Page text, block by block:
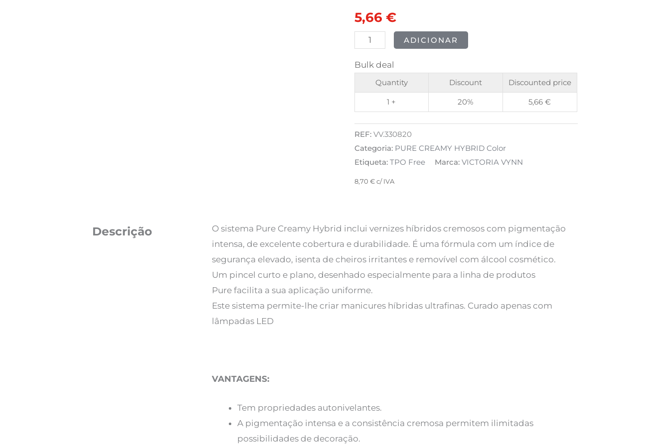
original
era:
5,66 €atual
é:
HYBRID
165
Cheerful
ADICIONAR
Bulk deal
Quantity Discount Discounted price
1 + 20% 5,66€
REF: VV.330820
Categoria: PURE CREAMY HYBRID Color
Etiqueta: TPO Free Marca: VICTORIA VYNN
8,70 €c/ IVA
Descrição
O sistema Pure Creamy Hybrid inclui vernizes híbridos cremosos com pigmentação
intensa, de excelente cobertura e durabilidade. É uma fórmula com um índice de
segurança elevado, isenta de cheiros irritantes e removível com álcool cosmético.
Um pincel curto e plano, desenhado especialmente para a linha de produtos
Pure facilita a sua aplicação uniforme.
Este sistema permite-lhe criar manicures híbridas ultrafinas. Curado apenas com
lâmpadas LED
VANTAGENS:
Tem propriedades autonivelantes.
A pigmentação intensa e a consistência cremosa permitem ilimitadas
possibilidades de decoração.